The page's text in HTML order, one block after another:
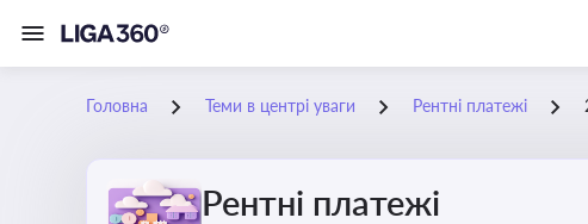
Головна Теми в центрі уваги Рентні платежі
Рентні платежі